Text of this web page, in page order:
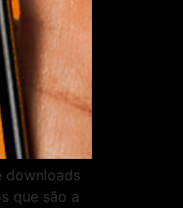
downloads
que são a